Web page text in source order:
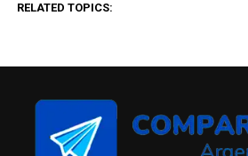
RELATED TOPICS: